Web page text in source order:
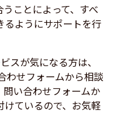
ことによって、すべ
るようにサポートを行
スが気になる方は、
わせフォームから相談
問い合わせフォームか
けているので、お気軽